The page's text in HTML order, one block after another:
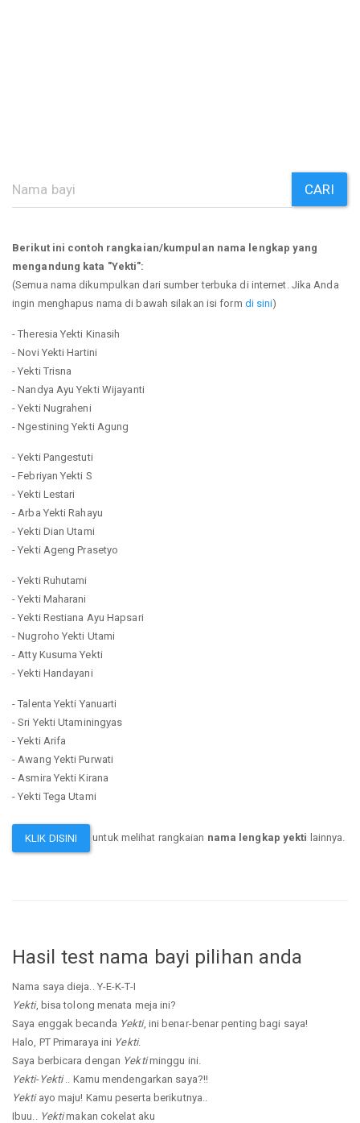
CARI
Berikut ini contoh rangkaian/kumpulan nama lengkap yang
mengandung kata "Yekti":
(Semua nama dikumpulkan dari sumber terbuka di internet. Jika Anda
ingin menghapus nama di bawah silakan isi form di sini)
- Theresia Yekti Kinasih
- Novi Yekti Hartini
- Yekti Trisna
- Nandya Ayu Yekti Wijayanti
- Yekti Nugraheni
- Ngestining Yekti Agung
- Yekti Pangestuti
- Febriyan Yekti S
- Yekti Lestari
- Arba Yekti Rahayu
- Yekti Dian Utami
- Yekti Ageng Prasetyo
- Yekti Ruhutami
- Yekti Maharani
- Yekti Restiana Ayu Hapsari
- Nugroho Yekti Utami
- Atty Kusuma Yekti
- Yekti Handayani
- Talenta Yekti Yanuarti
- Sri Yekti Utaminingyas
- Yekti Arifa
- Awang Yekti Purwati
- Asmira Yekti Kirana
- Yekti Tega Utami
KLIK DISINI untuk melihat rangkaian nama lengkap yekti lainnya.
Hasil test nama bayi pilihan anda
Nama saya dieja.. Y-E-K-T-I
Yekti, bisa tolong menata meja ini?
Saya enggak becanda Yekti, ini benar-benar penting bagi saya!
Halo, PT Primaraya ini Yekti.
Saya berbicara dengan Yektiminggu ini.
Yekti-Yekti.. Kamu mendengarkan saya?!!
Yektiayo maju! Kamu peserta berikutnya..
Ibuu..
Yektimakan cokelat aku